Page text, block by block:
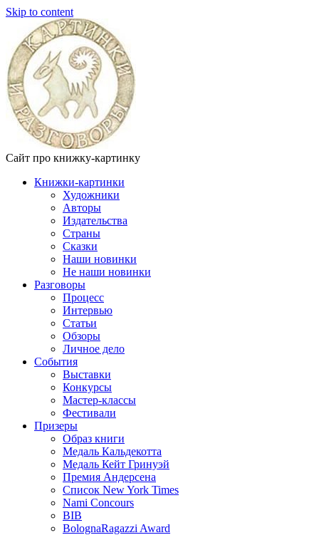
Skip to content
Сайт про книжку-картинку
Книжки-картинки
Художники
Авторы
Издательства
Страны
Сказки
Наши новинки
Не наши новинки
Разговоры
Процесс
Интервью
Статьи
Обзоры
Личное дело
События
Выставки
Конкурсы
Мастер-классы
Фестивали
Призеры
Образ книги
Медаль Кальдекотта
Медаль Кейт Гринуэй
Премия Андерсена
Список New York Times
Nami Concours
BIB
BolognaRagazzi Award